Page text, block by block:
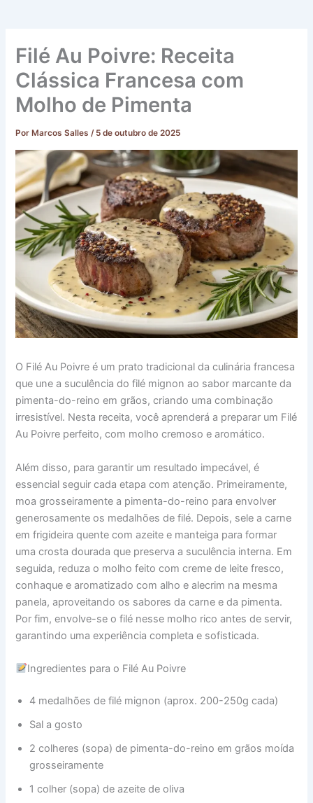
Filé Au Poivre: Receita
Clássica Francesa com
Molho de Pimenta
Por Marcos Salles/ 5 de outubro de 2025
O Filé Au Poivre é um prato tradicional da culinária francesa
que une a suculência do filé mignon ao sabor marcante da
pimenta-do-reino em grãos, criando uma combinação
irresistível. Nesta receita, você aprenderá a preparar um Filé
Au Poivre perfeito, com molho cremoso e aromático.
Além disso, para garantir um resultado impecável, é
essencial seguir cada etapa com atenção. Primeiramente,
moa grosseiramente a pimenta-do-reino para envolver
generosamente os medalhões de filé. Depois, sele a carne
em frigideira quente com azeite e manteiga para formar
uma crosta dourada que preserva a suculência interna. Em
seguida, reduza o molho feito com creme de leite fresco,
conhaque e aromatizado com alho e alecrim na mesma
panela, aproveitando os sabores da carne e da pimenta.
Por fim, envolve-se o filé nesse molho rico antes de servir,
garantindo uma experiência completa e sofisticada.
Ingredientes para o Filé Au Poivre
4 medalhões de filé mignon (aprox. 200-250g cada)
Sal a gosto
2 colheres (sopa) de pimenta-do-reino em grãos moída
grosseiramente
1 colher (sopa) de azeite de oliva